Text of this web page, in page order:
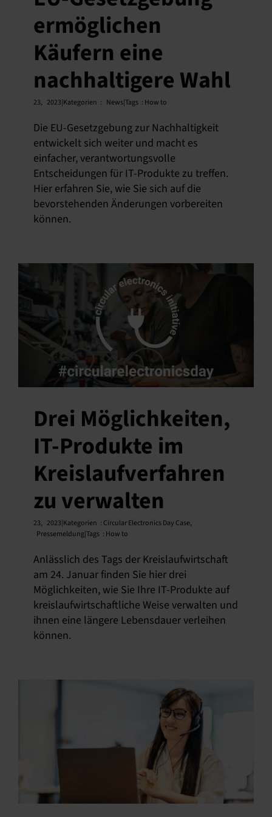
Deutsch
ermöglichen
Käufern eine
nachhaltigere Wahl
23, 2023|Kategorien : News|Tags : How to
Die EU-Gesetzgebung zur Nachhaltigkeit
entwickelt sich weiter und macht es
einfacher, verantwortungsvolle
Entscheidungen für IT-Produkte zu treffen.
Hier erfahren Sie, wie Sie sich auf die
bevorstehenden Änderungen vorbereiten
können.
Drei Möglichkeiten,
IT-Produkte im
Kreislaufverfahren
zu verwalten
23, 2023|Kategorien : Circular Electronics Day Case,
Pressemeldung|Tags : How to
Anlässlich des Tags der Kreislaufwirtschaft
am 24. Januar finden Sie hier drei
Möglichkeiten, wie Sie Ihre IT-Produkte auf
kreislaufwirtschaftliche Weise verwalten und
ihnen eine längere Lebensdauer verleihen
können.